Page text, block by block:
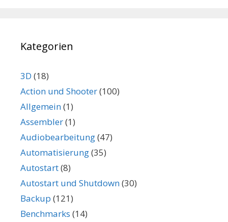
Kategorien
3D (18)
Action und Shooter(100)
Allgemein(1)
Assembler(1)
Audiobearbeitung(47)
Automatisierung(35)
Autostart(8)
Autostart und Shutdown(30)
Backup (121)
Benchmarks (14)